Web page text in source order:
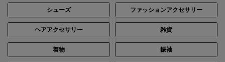
シューズ ファッションアクセサリー
ヘアアクセサリー 雑貨
着物 振袖